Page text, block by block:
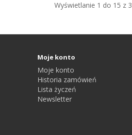
Wyświetlanie 1 do 15 z
Moje konto
Moje konto
Historia zamówień
Lista życzeń
Newsletter